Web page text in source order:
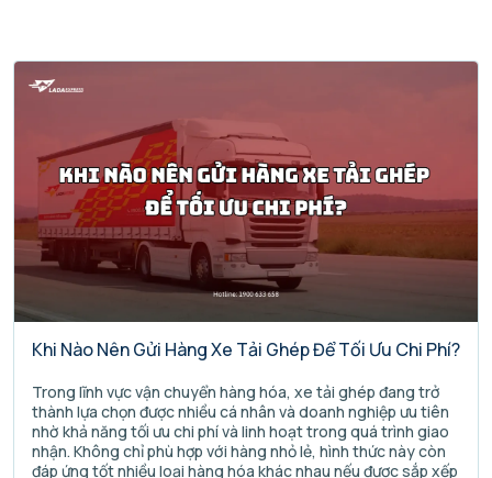
Khi Nào Nên Gửi Hàng Xe Tải Ghép Để Tối Ưu Chi Phí?
Trong lĩnh vực vận chuyển hàng hóa, xe tải ghép đang trở
thành lựa chọn được nhiều cá nhân và doanh nghiệp ưu tiên
nhờ khả năng tối ưu chi phí và linh hoạt trong quá trình giao
nhận. Không chỉ phù hợp với hàng nhỏ lẻ, hình thức này còn
đáp ứng tốt nhiều loại hàng hóa khác nhau nếu được sắp xếp